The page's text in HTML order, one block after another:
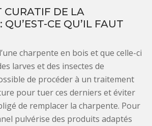
DE LA
CE QU’IL FAUT
charpente en bois et que celle-ci
larves et des insectes de
de procéder à un traitement
pour tuer ces derniers et éviter
de remplacer la charpente. Pour
pulvérise des produits adaptés